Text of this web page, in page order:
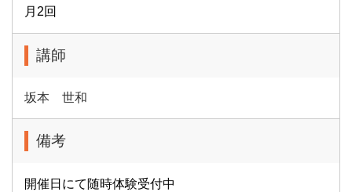
月2回
講師
坂本 世和
備考
開催日にて随時体験受付中